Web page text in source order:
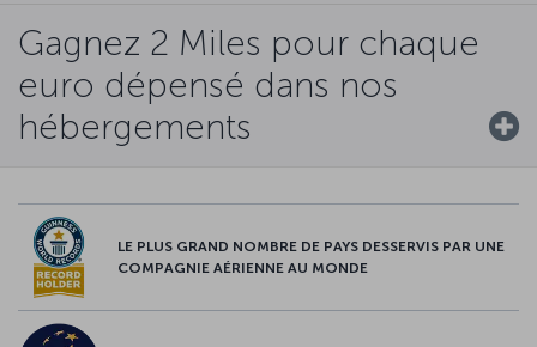
Gagnez 2 Miles pour chaque
euro dépensé dans nos
hébergements
LE PLUS GRAND NOMBRE DE PAYS DESSERVIS PAR UNE
COMPAGNIE AÉRIENNE AU MONDE